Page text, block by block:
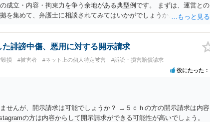
成立・内容・拘束力を争う余地がある典型例です。 まずは、運営との
を集めて、弁護士に相談されてみてはいかがでしょうか。 また同時並
誹謗中傷、悪用に対する開示請求
損 #被害者 #ネット上の個人特定被害 #訴訟・損害賠償請求
役にたった
せんが、開示請求は可能でしょうか？ →５ｃｈの方の開示請求は内容
の方は内容からして開示請求ができる可能性が高いでしょう。